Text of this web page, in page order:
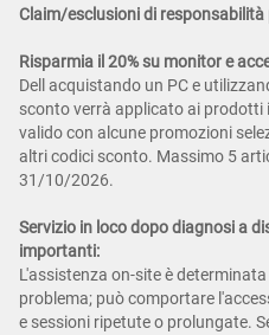
Claim/esclusioni di
Risparmia il 20% su monitor e
Dell acquistando un PC e
sconto verrà applicato ai prodotti
valido con alcune promozioni
altri codici sconto. Massimo 5
31/10/2026.
Servizio in loco dopo diagnosi a
importanti:
L'assistenza on-site è
problema; può comportare
e sessioni ripetute o prolungate.